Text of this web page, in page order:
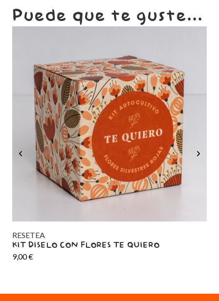
Puede que te guste...
RESETEA
KIT DISELO CON FLORES TE QUIERO
9,00€